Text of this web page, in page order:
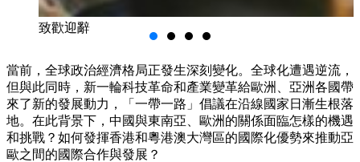
致歡迎辭
當前，全球政治經濟格局正發生深刻變化。全球化遭遇逆流，
但與此同時，新一輪科技革命和產業變革給歐洲、亞洲各國帶
來了新的發展動力，「一帶一路」倡議在沿線國家日漸生根落
地。在此背景下，中國與東南亞、歐洲的關係面臨怎樣的機遇
和挑戰？如何發揮香港和粵港澳大灣區的國際化優勢來推動亞
歐之間的國際合作與發展？